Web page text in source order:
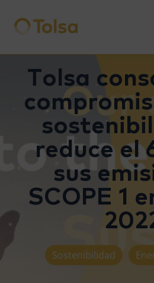
Tolsa
reduce el
sus
SCOPE 1
Sostenibilidad